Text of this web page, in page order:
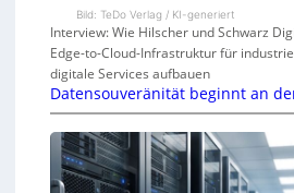
Bild: TeDo Verlag / KI-generiert
Interview: Wie Hilscher und Schwarz
Edge-to-Cloud-Infrastruktur für
digitale Services aufbauen
Datensouveränität beginnt an